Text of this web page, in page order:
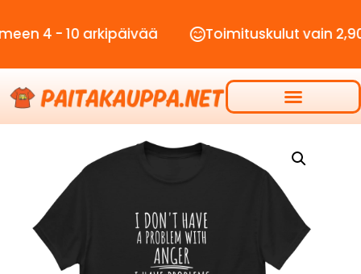
10 arkipäivää Toimituskulut vain 2,90€